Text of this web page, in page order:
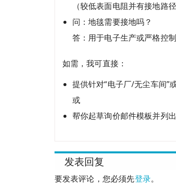
（较低表面电阻并有接地路径
问：地毯需要接地吗？
答：用于电子生产或严格控
如需，我可直接：
提供针对“电子厂/无尘车间”
或
帮你起草询价邮件模板并列
发表回复
要发表评论，您必须先登录。